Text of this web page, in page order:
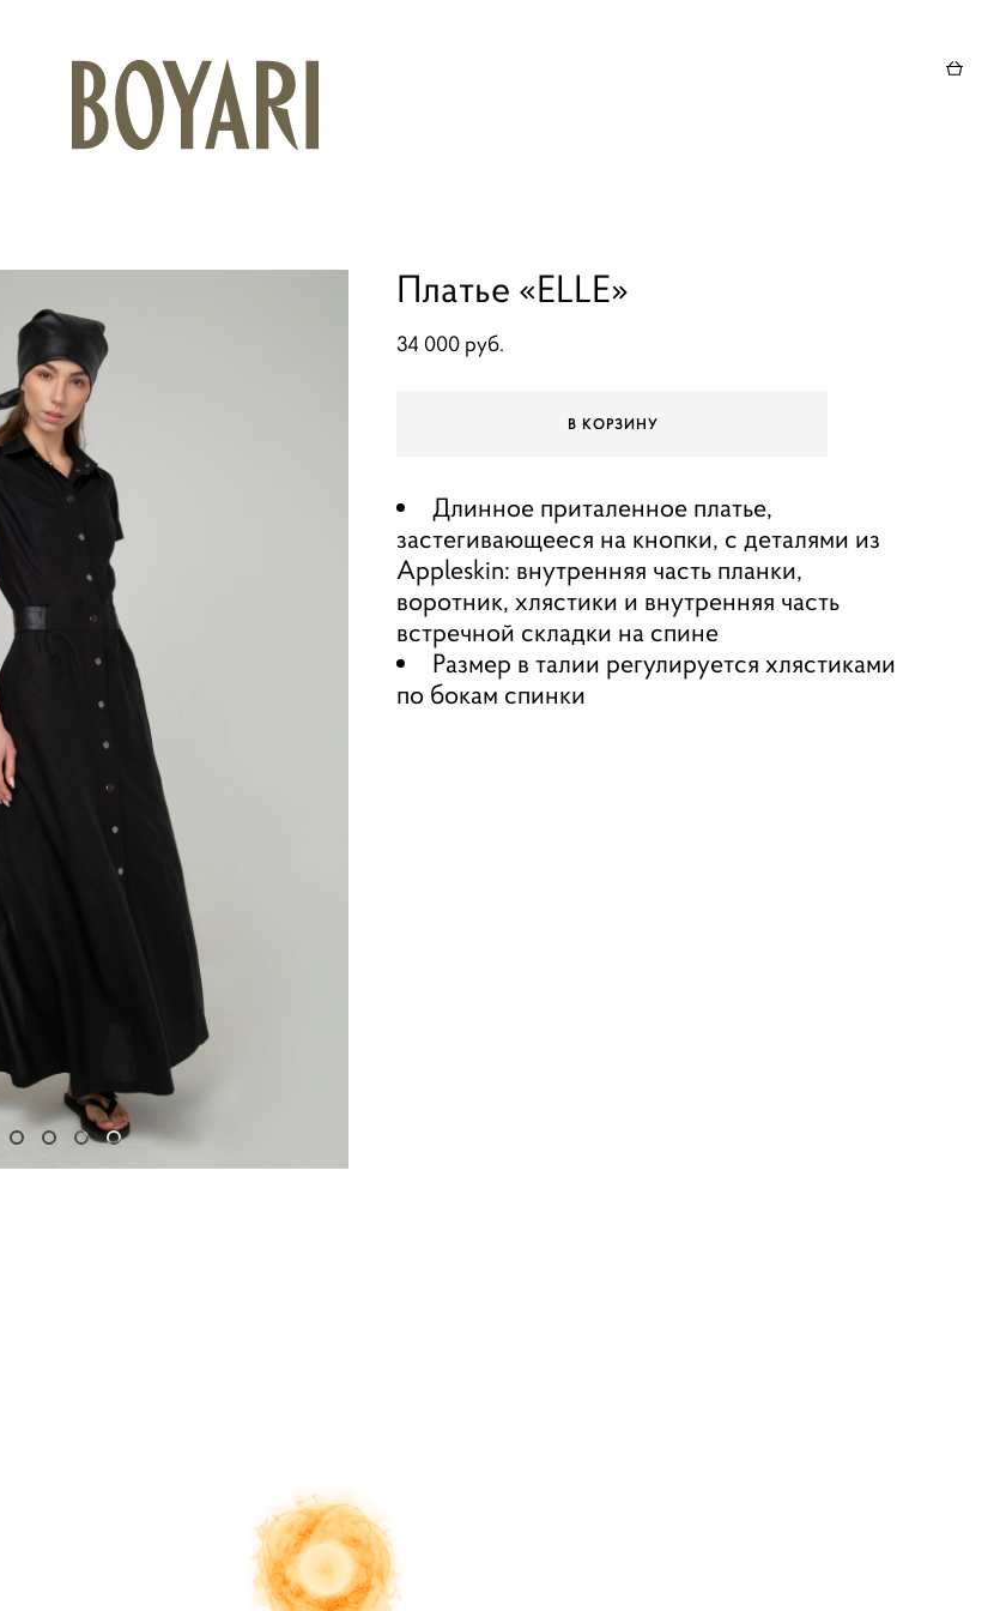
Платье «ELLE»
34 000 pуб.
В КОРЗИНУ
Длинное приталенное платье,
застегивающееся на кнопки, с деталями из
Appleskin: внутренняя часть планки,
воротник, хлястики и внутренняя часть
встречной складки на спине
Размер в талии регулируется хлястиками
по бокам спинки